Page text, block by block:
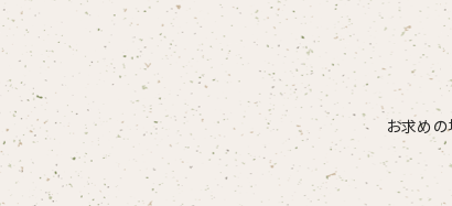
お求めの